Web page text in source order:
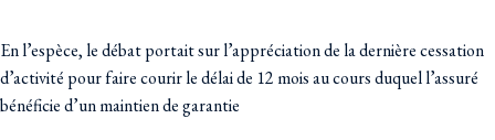
En l’espèce, le débat portait sur l’appréciation de la dernière cessation
d’activité pour faire courir le délai de 12 mois au cours duquel l’assuré
bénéficie d’un maintien de garantie